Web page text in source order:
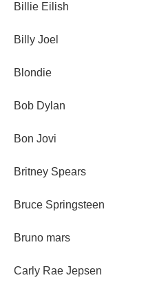
Billie Eilish
Billy Joel
Blondie
Bob Dylan
Bon Jovi
Britney Spears
Bruce Springsteen
Bruno mars
Carly Rae Jepsen